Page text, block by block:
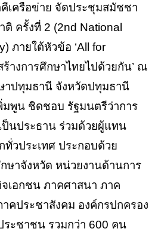
เครือข่าย จัดประชุมสมัชชา
ครั้งที่ 2 (2nd National
ภายใต้หัวข้อ ‘All for
างการศึกษาไทยไปด้วยกัน’ ณ
าปทุมธานี จังหวัดปทุมธานี
มพูน ชิดชอบ รัฐมนตรีว่าการ
ป็นประธาน ร่วมด้วยผู้แทน
วประเทศ ประกอบด้วย
ษาจังหวัด หน่วยงานด้านการ
เอกชน ภาคศาสนา ภาค
คประชาสังคม องค์กรปกครอง
ะชาชน รวมกว่า 600 คน